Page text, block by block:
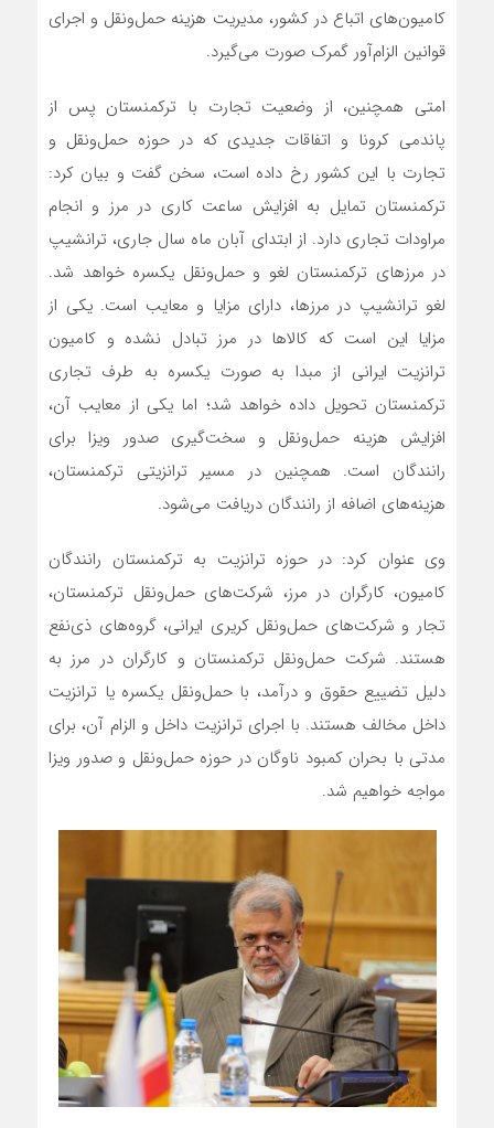
کامیون‌‌های اتباع در کشور، مدیریت هزینه‌ حمل‌ونقل و اجرای
قوانین الزام‌آور گمرک صورت می‌گیرد.
امتی همچنین، از وضعیت تجارت با ترکمنستان پس از
پاندمی کرونا و اتفاقات جدیدی که در حوزه حمل‌ونقل و
تجارت با این کشور رخ داده است، سخن گفت و بیان کرد:
ترکمنستان تمایل به افزایش ساعت کاری در مرز و انجام
مراودات تجاری دارد. از ابتدای آبان ماه سال جاری، ترانشیپ
در مرزهای ترکمنستان لغو و حمل‌ونقل یکسره خواهد شد.
لغو ترانشیپ در مرزها، دارای مزایا و معایب است. یکی از
مزایا این است که کالاها در مرز تبادل نشده و کامیون
ترانزیت ایرانی از مبدا به صورت یکسره به طرف تجاری
ترکمنستان تحویل داده خواهد شد؛ اما یکی از معایب آن،
افزایش هزینه حمل‌ونقل و سخت‌گیری صدور ویزا برای
رانندگان است. همچنین در مسیر ترانزیتی ترکمنستان،
هزینه‌های اضافه از رانندگان دریافت می‌شود.
وی عنوان کرد: در حوزه ترانزیت به ترکمنستان رانندگان
کامیون، کارگران در مرز، شرکت‌های حمل‌ونقل ترکمنستان،
تجار و شرکت‌های حمل‌ونقل کریری ایرانی، گروه‌های ذی‌نفع
هستند. شرکت حمل‌ونقل ترکمنستان و کارگران در مرز به
دلیل تضییع حقوق و درآمد، با حمل‌ونقل یکسره یا ترانزیت
داخل مخالف هستند. با اجرای ترانزیت داخل و الزام آن، برای
مدتی با بحران کمبود ناوگان در حوزه حمل‌و‌نقل و صدور ویزا
مواجه خواهیم شد.